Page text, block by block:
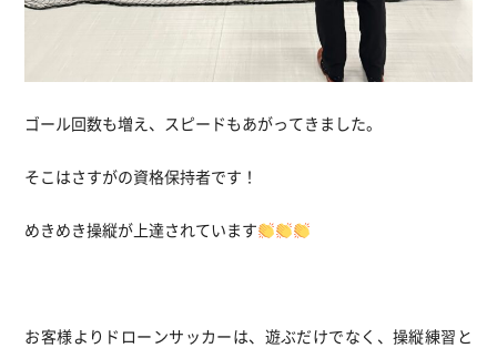
ゴール回数も増え、スピードもあがってきました。
そこはさすがの資格保持者です！
めきめき操縦が上達されています
お客様よりドローンサッカーは、遊ぶだけでなく、操縦練習と